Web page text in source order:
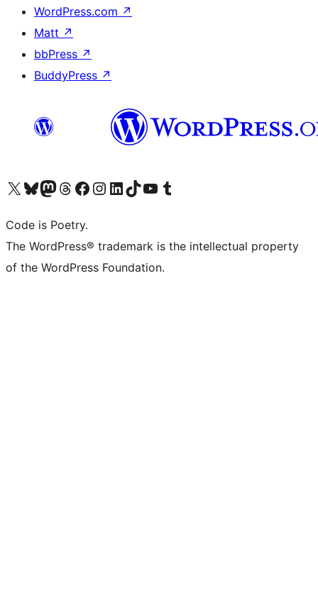
WordPress.com ↗
Matt ↗
bbPress ↗
BuddyPress ↗
Visita il nostro account X (ex Twitter)
Visita il nostro account Bluesky
Visita il nostro account Mastodon
Visita il nostro account Threads
Visita la nostra pagina Facebook
Visita il nostro account Instagram
Visita il nostro account LinkedIn
Visita il nostro account TikTok
Visita il nostro canale YouTube
Visita il nostro account Tumblr
Code is Poetry.
The WordPress® trademark is the intellectual property
of the WordPress Foundation.